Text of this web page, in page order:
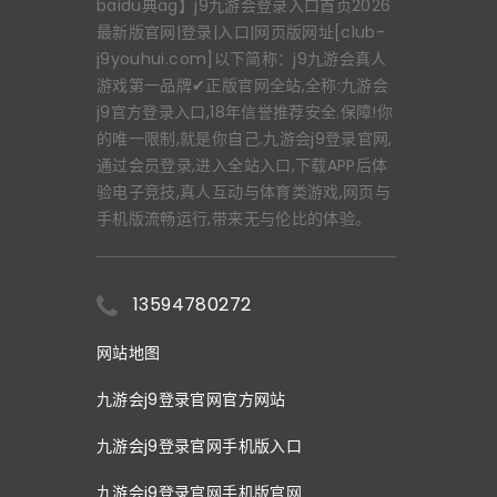
baidu典ag】j9九游会登录入口首页2026
最新版官网|登录|入口|网页版网址[club-
j9youhui.com]以下简称：j9九游会真人
游戏第一品牌✔正版官网全站,全称:九游会
j9官方登录入口,18年信誉推荐安全.保障!你
的唯一限制,就是你自己.九游会j9登录官网,
通过会员登录,进入全站入口,下载APP后体
验电子竞技,真人互动与体育类游戏,网页与
手机版流畅运行,带来无与伦比的体验。
13594780272
网站地图
九游会j9登录官网官方网站
九游会j9登录官网手机版入口
九游会j9登录官网手机版官网